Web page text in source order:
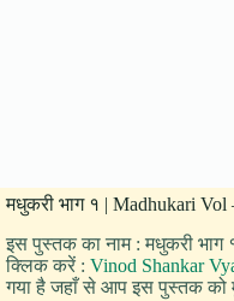
मधुकरी भाग १ | Madhukari Vol
इस पुस्तक का नाम : मधुकरी
क्लिक करें : Vinod Shankar
गया है जहाँ से आप इस पुस्तक को